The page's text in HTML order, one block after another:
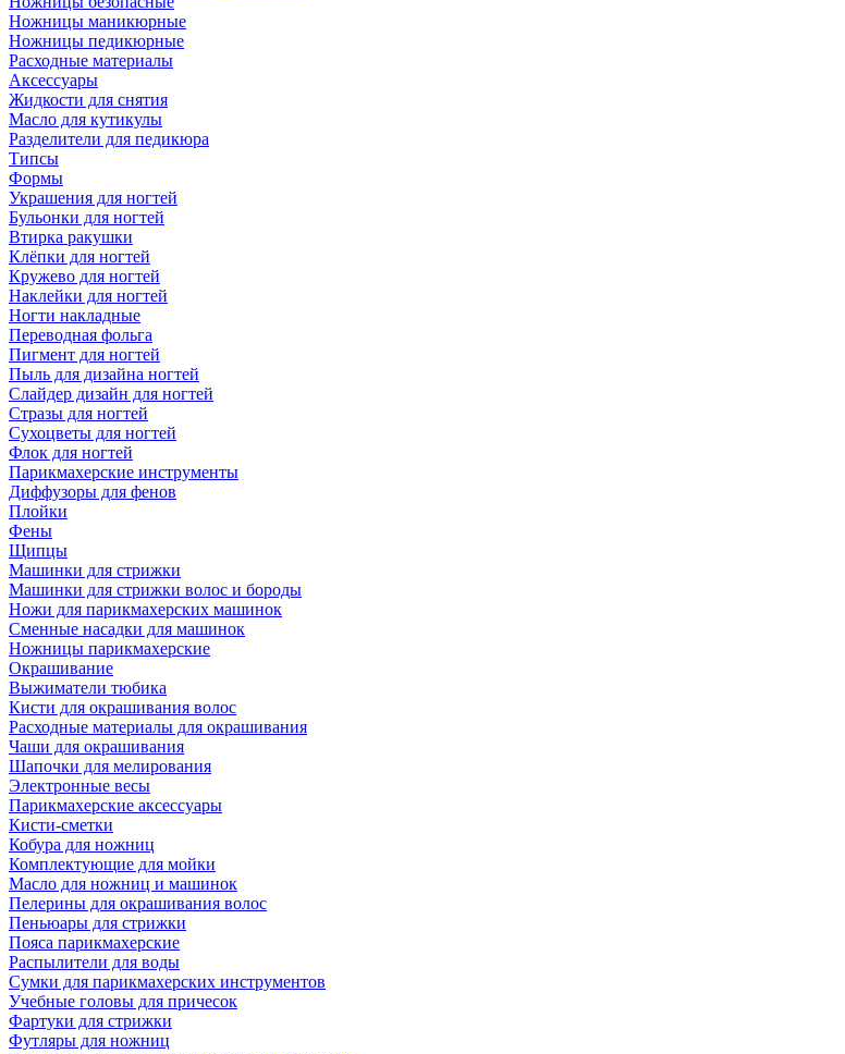
Ножницы маникюрные
Ножницы педикюрные
Расходные материалы
Аксессуары
Жидкости для снятия
Масло для кутикулы
Разделители для педикюра
Типсы
Формы
Украшения для ногтей
Бульонки для ногтей
Втирка ракушки
Клёпки для ногтей
Кружево для ногтей
Наклейки для ногтей
Ногти накладные
Переводная фольга
Пигмент для ногтей
Пыль для дизайна ногтей
Слайдер дизайн для ногтей
Стразы для ногтей
Сухоцветы для ногтей
Флок для ногтей
Парикмахерские инструменты
Диффузоры для фенов
Плойки
Фены
Щипцы
Машинки для стрижки
Машинки для стрижки волос и бороды
Ножи для парикмахерских машинок
Сменные насадки для машинок
Ножницы парикмахерские
Окрашивание
Выжиматели тюбика
Кисти для окрашивания волос
Расходные материалы для окрашивания
Чаши для окрашивания
Шапочки для мелирования
Электронные весы
Парикмахерские аксессуары
Кисти-сметки
Кобура для ножниц
Комплектующие для мойки
Масло для ножниц и машинок
Пелерины для окрашивания волос
Пеньюары для стрижки
Пояса парикмахерские
Распылители для воды
Сумки для парикмахерских инструментов
Учебные головы для причесок
Фартуки для стрижки
Футляры для ножниц